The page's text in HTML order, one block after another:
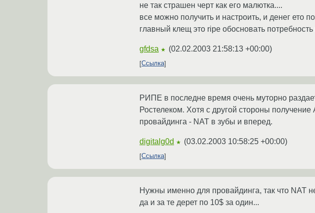
не так страшен черт как его малютка....
все можно получить и настроить, и денег ето
главный клещ это ripe обосновать потребность
gfdsa ★ (02.02.2003 21:58:13 +00:00)
Ссылка
РИПЕ в последне время очень муторно
Ростелеком. Хотя с другой стороны
провайдинга - NAT в зубы и вперед.
digitalg0d ★ (03.02.2003 10:58:25 +00:00)
Ссылка
Нужны именно для провайдинга, так что NAT
да и за те дерет по 10$ за один...